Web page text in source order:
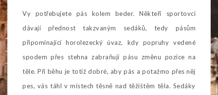
Vy potřebujete pás kolem beder. Někteří sportovci
dávají přednost takzvaným sedáků, tedy pásům
připomínající horolezecký úvaz, kdy popruhy vedené
spodem přes stehna zabraňují pásu změnu pozice na
těle. Při běhu je totiž dobré, aby pás a potažmo přes něj
pes, vás táhl v místech těsně nad těžištěm těla. Sedáky